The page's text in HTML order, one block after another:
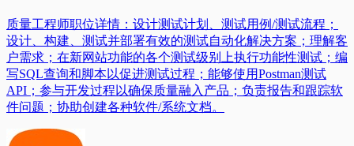
质量工程师职位详情：设计测试计划、测试用例/测试流程；
设计、构建、测试并部署有效的测试自动化解决方案；理解客
户需求；在新网站功能的各个测试级别上执行功能性测试；编
写SQL查询和脚本以促进测试过程；能够使用Postman测试
API；参与开发过程以确保质量融入产品；负责报告和跟踪软
件问题；协助创建各种软件/系统文档。